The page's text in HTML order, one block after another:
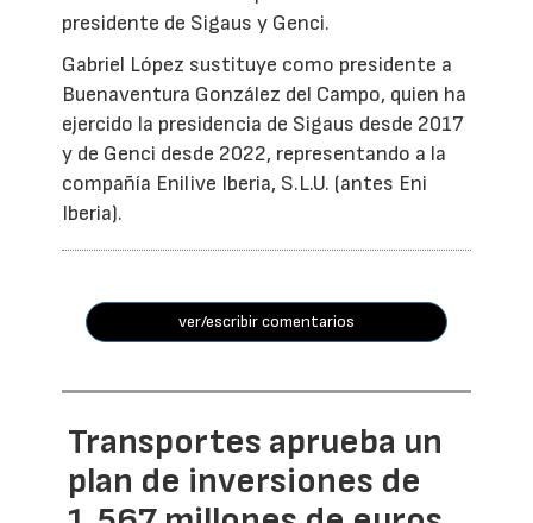
presidente de Sigaus y Genci.
Gabriel López sustituye como presidente a
Buenaventura González del Campo, quien ha
ejercido la presidencia de Sigaus desde 2017
y de Genci desde 2022, representando a la
compañía Enilive Iberia, S.L.U. (antes Eni
Iberia).
ver/escribir comentarios
Transportes aprueba un
plan de inversiones de